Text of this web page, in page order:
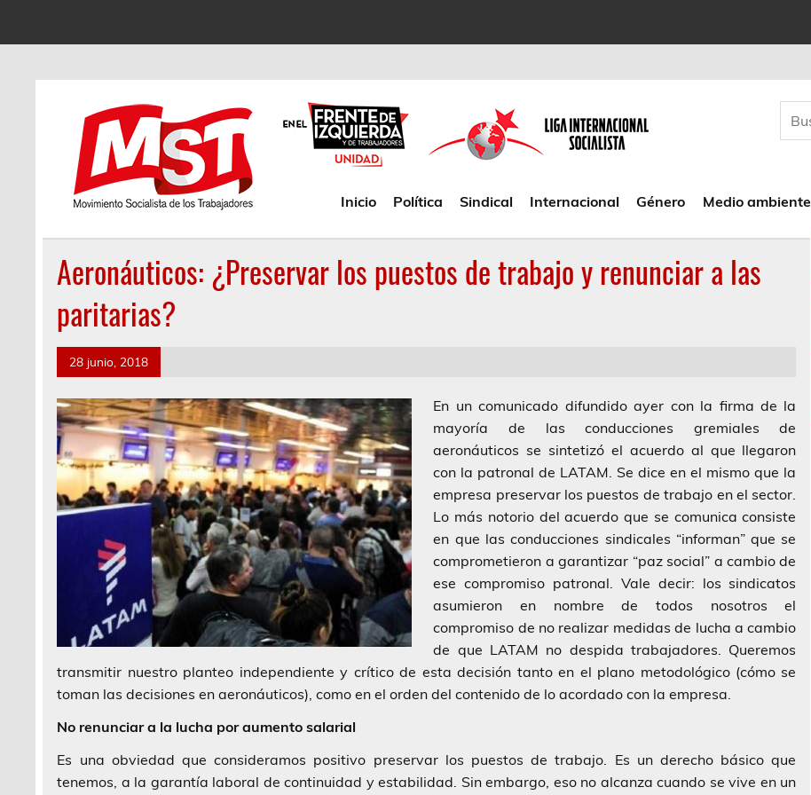
Inicio Política Sindical Internacional Género Medio ambiente
Aeronáuticos: ¿Preservar los puestos de trabajo y renunciar a las
paritarias?
28 junio, 2018
En un comunicado difundido ayer con la firma de la
mayoría de las conducciones gremiales de
aeronáuticos se sintetizó el acuerdo al que llegaron
con la patronal de LATAM. Se dice en el mismo que la
empresa preservar los puestos de trabajo en el sector.
Lo más notorio del acuerdo que se comunica consiste
en que las conducciones sindicales “informan” que se
comprometieron a garantizar “paz social” a cambio de
ese compromiso patronal. Vale decir: los sindicatos
asumieron en nombre de todos nosotros el
compromiso de no realizar medidas de lucha a cambio
de que LATAM no despida trabajadores. Queremos
transmitir nuestro planteo independiente y crítico de esta decisión tanto en el plano metodológico (cómo se
toman las decisiones en aeronáuticos), como en el orden del contenido de lo acordado con la empresa.
No renunciar a la lucha por aumento salarial
Es una obviedad que consideramos positivo preservar los puestos de trabajo. Es un derecho básico que
tenemos, a la garantía laboral de continuidad y estabilidad. Sin embargo, eso no alcanza cuando se vive en un